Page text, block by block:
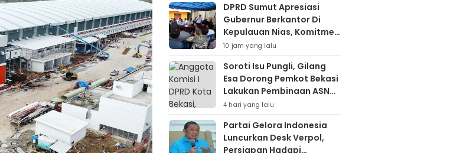
DPRD Sumut Apresiasi
Gubernur Berkantor Di
Kepulauan Nias, Komitmen
Percepatan Pembangunan
10 jam yang lalu
Soroti Isu Pungli, Gilang
Esa Dorong Pemkot Bekasi
Lakukan Pembinaan ASN
Hingga Bentuk Satgas
4 hari yang lalu
Partai Gelora Indonesia
Luncurkan Desk Verpol,
Persiapan Hadapi